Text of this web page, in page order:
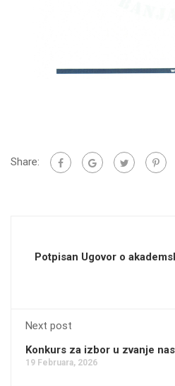
Share:
Potpisan Ugovor o
Next post
Konkurs za izbor u zvanje
19 Februara, 2026